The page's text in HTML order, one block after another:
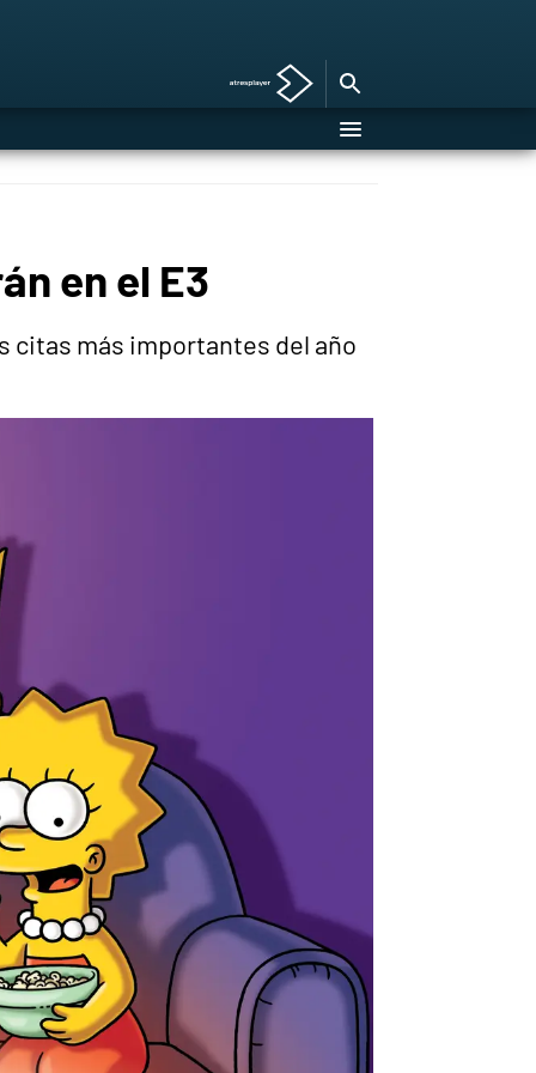
en el E3
citas más importantes del año